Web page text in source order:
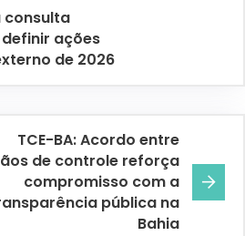
consulta
ações
de 2026
TCE-BA: Acordo entre
de controle reforça
compromisso com a
pública na
Bahia